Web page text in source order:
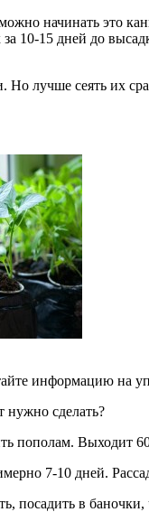
начинать это
10-15 дней до
лучше сеять их
информацию на
нужно сделать?
пополам. Выходит
7-10 дней.
посадить в